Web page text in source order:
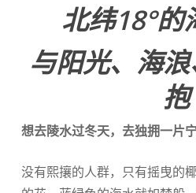
北纬18°的
与阳光、海
抱
想去陵水过冬天，去独拥一片宁
没有熙攘的人群，只有摇曳的